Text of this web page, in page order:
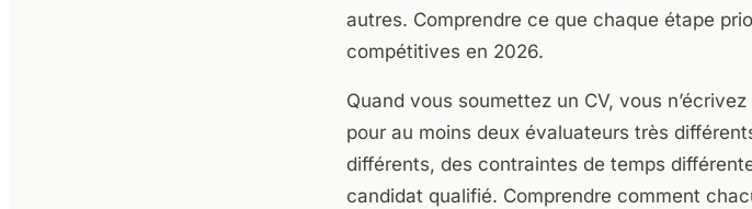
autres. Comprendre ce que chaque étape
compétitives en 2026.
Quand vous soumettez un CV, vous
pour au moins deux évaluateurs très
différents, des contraintes de temps
candidat qualifié. Comprendre comment